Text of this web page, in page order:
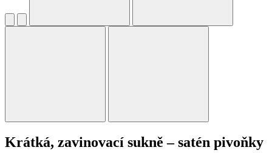
Krátká, zavinovací sukně – satén pivoňky